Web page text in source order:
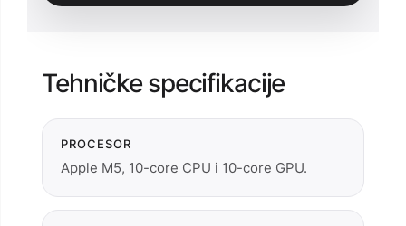
Tehničke specifikacije
PROCESOR
Apple M5, 10-core CPU i 10-core GPU.